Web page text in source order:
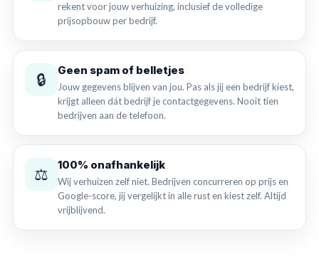
rekent voor jouw verhuizing, inclusief de volledige
prijsopbouw per bedrijf.
🔒 Geen spam of belletjes
Jouw gegevens blijven van jou. Pas als jij een bedrijf kiest,
krijgt alleen dát bedrijf je contactgegevens. Nooit tien
bedrijven aan de telefoon.
⚖️ 100% onafhankelijk
Wij verhuizen zelf niet. Bedrijven concurreren op prijs en
Google-score, jij vergelijkt in alle rust en kiest zelf. Altijd
vrijblijvend.